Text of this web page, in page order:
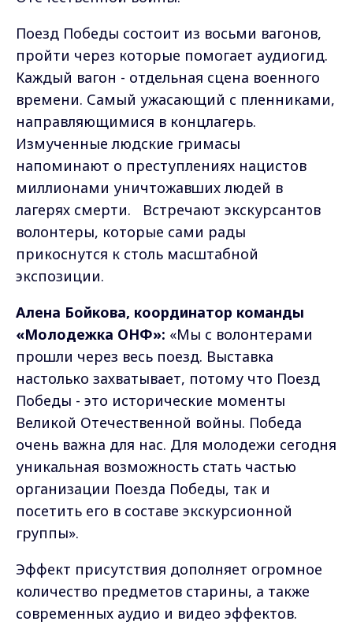
Поезд Победы состоит из восьми вагонов,
пройти через которые помогает аудиогид.
Каждый вагон - отдельная сцена военного
времени. Самый ужасающий с пленниками,
направляющимися в концлагерь.
Измученные людские гримасы
напоминают о преступлениях нацистов
миллионами уничтожавших людей в
лагерях смерти. Встречают экскурсантов
волонтеры, которые сами рады
прикоснутся к столь масштабной
экспозиции.
Алена Бойкова, координатор команды
«Молодежка ОНФ»: «Мы с волонтерами
прошли через весь поезд. Выставка
настолько захватывает, потому что Поезд
Победы - это исторические моменты
Великой Отечественной войны. Победа
очень важна для нас. Для молодежи сегодня
уникальная возможность стать частью
организации Поезда Победы, так и
посетить его в составе экскурсионной
группы».
Эффект присутствия дополняет огромное
количество предметов старины, а также
современных аудио и видео эффектов.